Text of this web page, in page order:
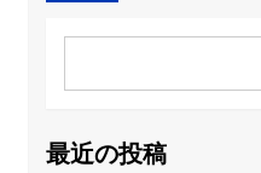
最近の投稿